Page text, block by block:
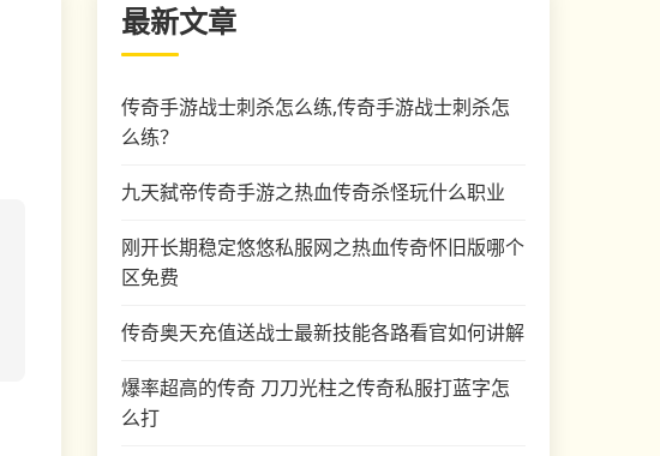
最新文章
传奇手游战士刺杀怎么练,传奇手游战士刺杀怎
么练？
九天弑帝传奇手游之热血传奇杀怪玩什么职业
刚开长期稳定悠悠私服网之热血传奇怀旧版哪个
区免费
传奇奥天充值送战士最新技能各路看官如何讲解
爆率超高的传奇 刀刀光柱之传奇私服打蓝字怎
么打